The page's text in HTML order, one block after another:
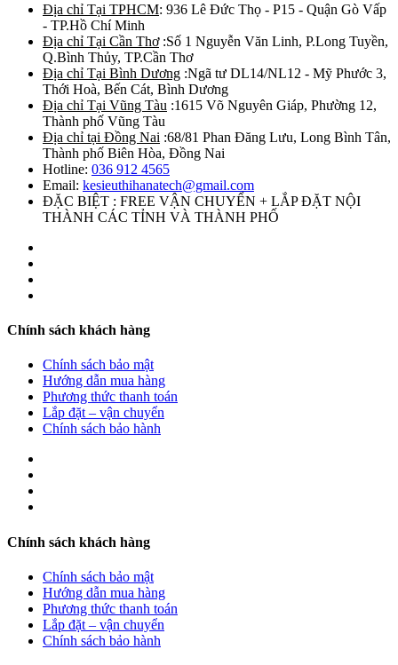
Địa chỉ Tại TPHCM: 936 Lê Đức Thọ - P15 - Quận Gò Vấp
- TP.Hồ Chí Minh
Địa chỉ Tại Cần Thơ:Số 1 Nguyễn Văn Linh, P.Long Tuyền,
Q.Bình Thủy, TP.Cần Thơ
Địa chỉ Tại Bình Dương :Ngã tư DL14/NL12 - Mỹ Phước 3,
Thới Hoà, Bến Cát, Bình Dương
Địa chỉ Tại Vũng Tàu :1615 Võ Nguyên Giáp, Phường 12,
Thành phố Vũng Tàu
Địa chỉ tại Đồng Nai :68/81 Phan Đăng Lưu, Long Bình Tân,
Thành phố Biên Hòa, Đồng Nai
Hotline: 036 912 4565
Email: kesieuthihanatech@gmail.com
ĐẶC BIỆT : FREE VẬN CHUYỂN + LẮP ĐẶT NỘI
THÀNH CÁC TỈNH VÀ THÀNH PHỐ
Chính sách khách hàng
Chính sách bảo mật
Hướng dẫn mua hàng
Phương thức thanh toán
Lắp đặt – vận chuyển
Chính sách bảo hành
Chính sách khách hàng
Chính sách bảo mật
Hướng dẫn mua hàng
Phương thức thanh toán
Lắp đặt – vận chuyển
Chính sách bảo hành